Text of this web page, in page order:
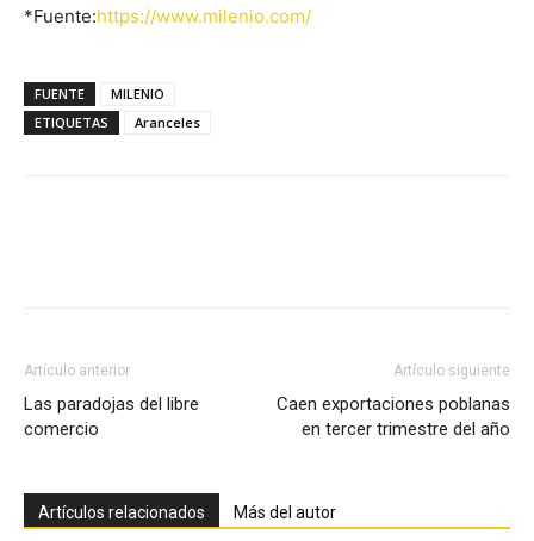
*Fuente:https://www.milenio.com/
FUENTE
MILENIO
ETIQUETAS
Aranceles
Artículo anterior
Las paradojas del libre
comercio
Artículo siguiente
Caen exportaciones poblanas
en tercer trimestre del año
Artículos relacionados Más del autor